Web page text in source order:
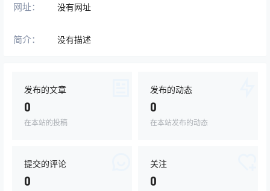
网址： 没有网址
简介： 没有描述
发布的文章
0
在本站的投稿
发布的动态
0
在本站发布的动态
提交的评论
0
关注
0